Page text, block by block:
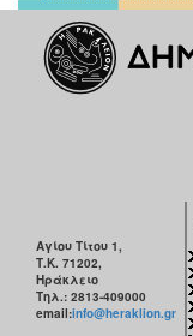
Αγίου Τίτου 1,
Τ.Κ. 71202,
Ηράκλειο
Τηλ.: 2813-409000
email:info@heraklion.gr